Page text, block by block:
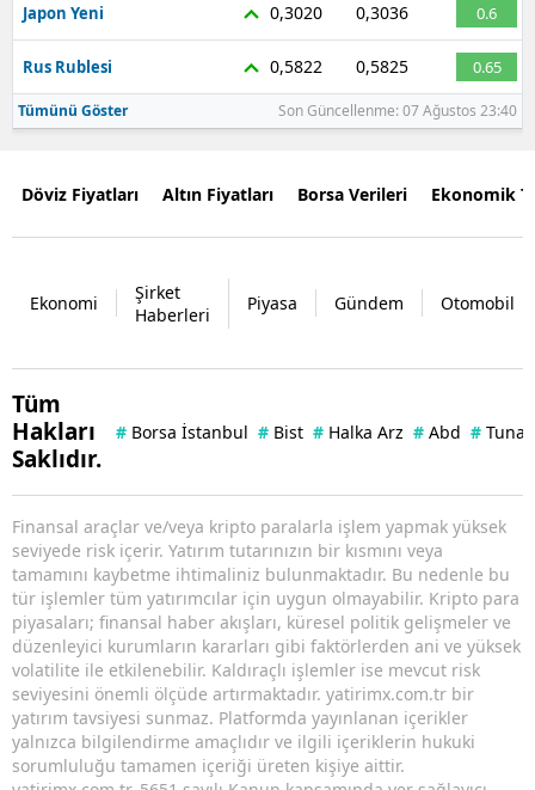
Japon Yeni 0,3020 0,3036 0.6
Rus Rublesi 0,5822 0,5825 0.65
Tümünü Göster Son Güncellenme: 07 Ağustos 23:40
Döviz Fiyatları Altın Fiyatları Borsa Verileri Ekonomik
Ekonomi
Şirket
Haberleri
Piyasa Gündem Otomobil
Tüm
Hakları
Saklıdır.
# Borsa İstanbul # Bist # Halka Arz # Abd # Tuna
Finansal araçlar ve/veya kripto paralarla işlem yapmak yüksek
seviyede risk içerir. Yatırım tutarınızın bir kısmını veya
tamamını kaybetme ihtimaliniz bulunmaktadır. Bu nedenle bu
tür işlemler tüm yatırımcılar için uygun olmayabilir. Kripto para
piyasaları; finansal haber akışları, küresel politik gelişmeler ve
düzenleyici kurumların kararları gibi faktörlerden ani ve yüksek
volatilite ile etkilenebilir. Kaldıraçlı işlemler ise mevcut risk
seviyesini önemli ölçüde artırmaktadır. yatirimx.com.tr bir
yatırım tavsiyesi sunmaz. Platformda yayınlanan içerikler
yalnızca bilgilendirme amaçlıdır ve ilgili içeriklerin hukuki
sorumluluğu tamamen içeriği üreten kişiye aittir.